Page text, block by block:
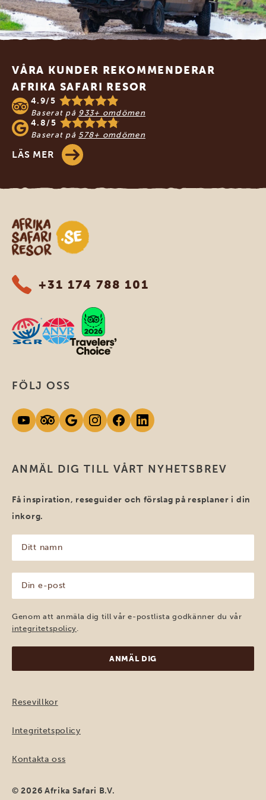
Footer
VÅRA KUNDER REKOMMENDERAR
AFRIKA SAFARI RESOR
4.9/5
Baserat på 933+ omdömen
4.8/5
Baserat på 578+ omdömen
LÄS MER
Safari-resor i Afrika
+31 174 788 101
ANMÄL DIG TILL VÅRT NYHETSBREV
Få inspiration, reseguider och förslag på resplaner i din
inkorg.
namn
(Obligatoriskt)
post
(Obligatoriskt)
Genom att anmäla dig till vår e-postlista godkänner du vår
integritetspolicy
FÖLJ OSS
Resevillkor
Integritetspolicy
Kontakta oss
© 2026 Afrika Safari B.V.